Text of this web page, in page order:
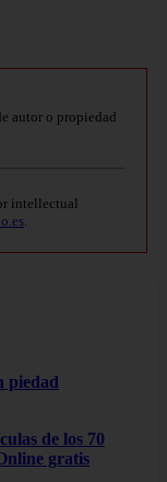
autor o propiedad
intellectual
piedad
de los 70
gratis